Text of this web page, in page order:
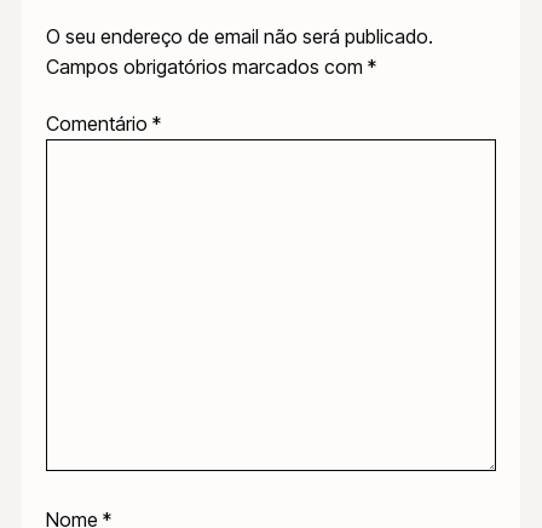
O seu endereço de email não será publicado.
Campos obrigatórios marcados com *
Comentário *
Nome *